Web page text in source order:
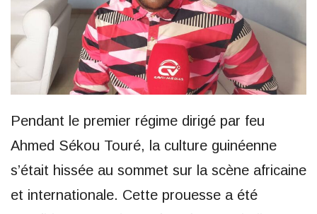
Pendant le premier régime dirigé par feu
Ahmed Sékou Touré, la culture guinéenne
s’était hissée au sommet sur la scène africaine
et internationale. Cette prouesse a été